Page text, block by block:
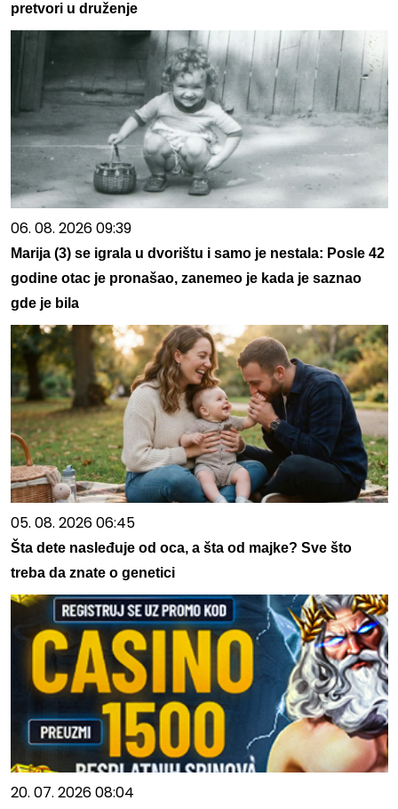
pretvori u druženje
06. 08. 2026 09:39
Marija (3) se igrala u dvorištu i samo je nestala: Posle 42
godine otac je pronašao, zanemeo je kada je saznao
gde je bila
05. 08. 2026 06:45
Šta dete nasleđuje od oca, a šta od majke? Sve što
treba da znate o genetici
20. 07. 2026 08:04